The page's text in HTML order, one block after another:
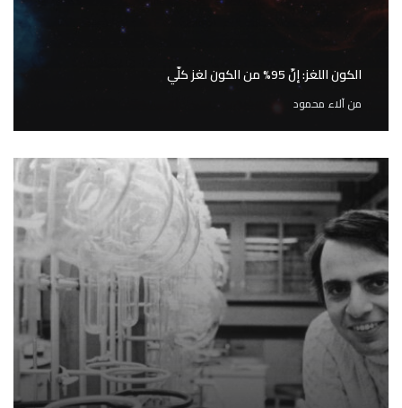
الكون اللغز: إنّ 95% من الكون لغز كلّي
منآلاء محمود